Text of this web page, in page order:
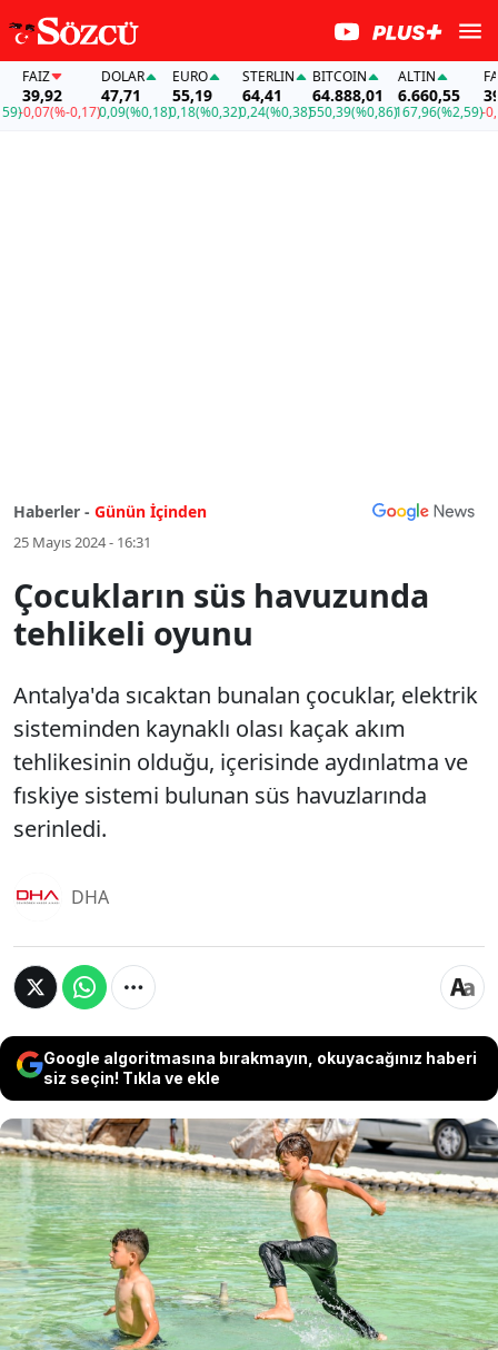
FAİZ
39,92
(%-0,17)
DOLAR
47,71
0,09(%0,18)
EURO
55,19
0,18(%0,32)
STERLIN
64,41
0,24(%0,38)
BITCOIN
64.888,01
550,39(%0,86)
ALTIN
6.660,55
167,96(%2,59)
FAİZ
-0,07
Haberler - Günün İçinden
25 Mayıs 2024 - 16:31
Çocukların süs havuzunda
tehlikeli oyunu
Antalya'da sıcaktan bunalan çocuklar, elektrik
sisteminden kaynaklı olası kaçak akım
tehlikesinin olduğu, içerisinde aydınlatma ve
fıskiye sistemi bulunan süs havuzlarında
serinledi.
DHA
Google algoritmasına bırakmayın, okuyacağınız haberi
siz seçin! Tıkla ve ekle
Antalya'da sıcaktan bunalan çocuklar,
elektrik sisteminden kaynaklı olası kaçak
akım tehlikesinin olduğu, içerisinde
aydınlatma ve fıskiye sistemi bulunan süs
havuzlarında serinledi.